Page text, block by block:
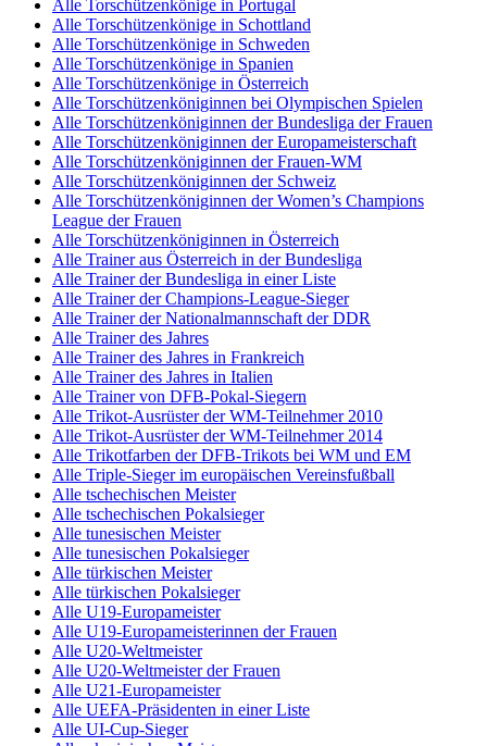
Alle Torschützenkönige in Portugal
Alle Torschützenkönige in Schottland
Alle Torschützenkönige in Schweden
Alle Torschützenkönige in Spanien
Alle Torschützenkönige in Österreich
Alle Torschützenköniginnen bei Olympischen Spielen
Alle Torschützenköniginnen der Bundesliga der Frauen
Alle Torschützenköniginnen der Europameisterschaft
Alle Torschützenköniginnen der Frauen-WM
Alle Torschützenköniginnen der Schweiz
Alle Torschützenköniginnen der Women’s Champions
League der Frauen
Alle Torschützenköniginnen in Österreich
Alle Trainer aus Österreich in der Bundesliga
Alle Trainer der Bundesliga in einer Liste
Alle Trainer der Champions-League-Sieger
Alle Trainer der Nationalmannschaft der DDR
Alle Trainer des Jahres
Alle Trainer des Jahres in Frankreich
Alle Trainer des Jahres in Italien
Alle Trainer von DFB-Pokal-Siegern
Alle Trikot-Ausrüster der WM-Teilnehmer 2010
Alle Trikot-Ausrüster der WM-Teilnehmer 2014
Alle Trikotfarben der DFB-Trikots bei WM und EM
Alle Triple-Sieger im europäischen Vereinsfußball
Alle tschechischen Meister
Alle tschechischen Pokalsieger
Alle tunesischen Meister
Alle tunesischen Pokalsieger
Alle türkischen Meister
Alle türkischen Pokalsieger
Alle U19-Europameister
Alle U19-Europameisterinnen der Frauen
Alle U20-Weltmeister
Alle U20-Weltmeister der Frauen
Alle U21-Europameister
Alle UEFA-Präsidenten in einer Liste
Alle UI-Cup-Sieger